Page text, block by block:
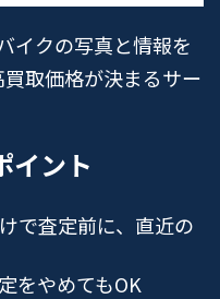
イクの写真と情報を
取価格が決まるサー
イント
で査定前に、直近の
をやめてもOK